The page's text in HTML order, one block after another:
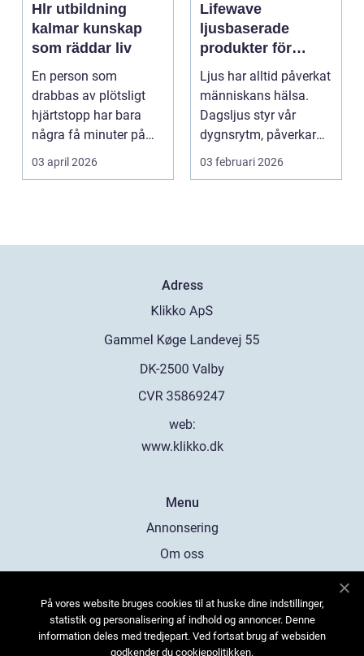
Hlr utbildning
kalmar kunskap
som räddar liv
En person som
drabbas av plötsligt
hjärtstopp har bara
några få minuter på
sig. För varje minut
utan...
03 april 2026
Lifewave
ljusbaserade
produkter för
hälsa och
välbefinnande
Ljus har alltid påverkat
människans hälsa.
Dagsljus styr vår
dygnsrytm, påverkar
humör, sömn och ene...
03 februari 2026
Adress
web:
www.klikko.dk
Menu
Annonsering
Om oss
Kontakta oss
Sitemap
På vores website bruges cookies til at huske dine indstillinger,
statistik og personalisering af indhold og annoncer. Denne
information deles med tredjepart. Ved fortsat brug af websiden
godkender du cookiepolitikken.